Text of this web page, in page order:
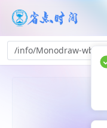
/info/Monodraw-wb_181